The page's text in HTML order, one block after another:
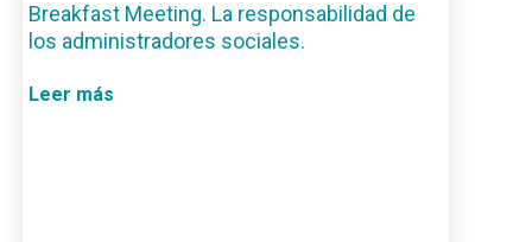
Breakfast Meeting. La responsabilidad de
los administradores sociales.
Leer más